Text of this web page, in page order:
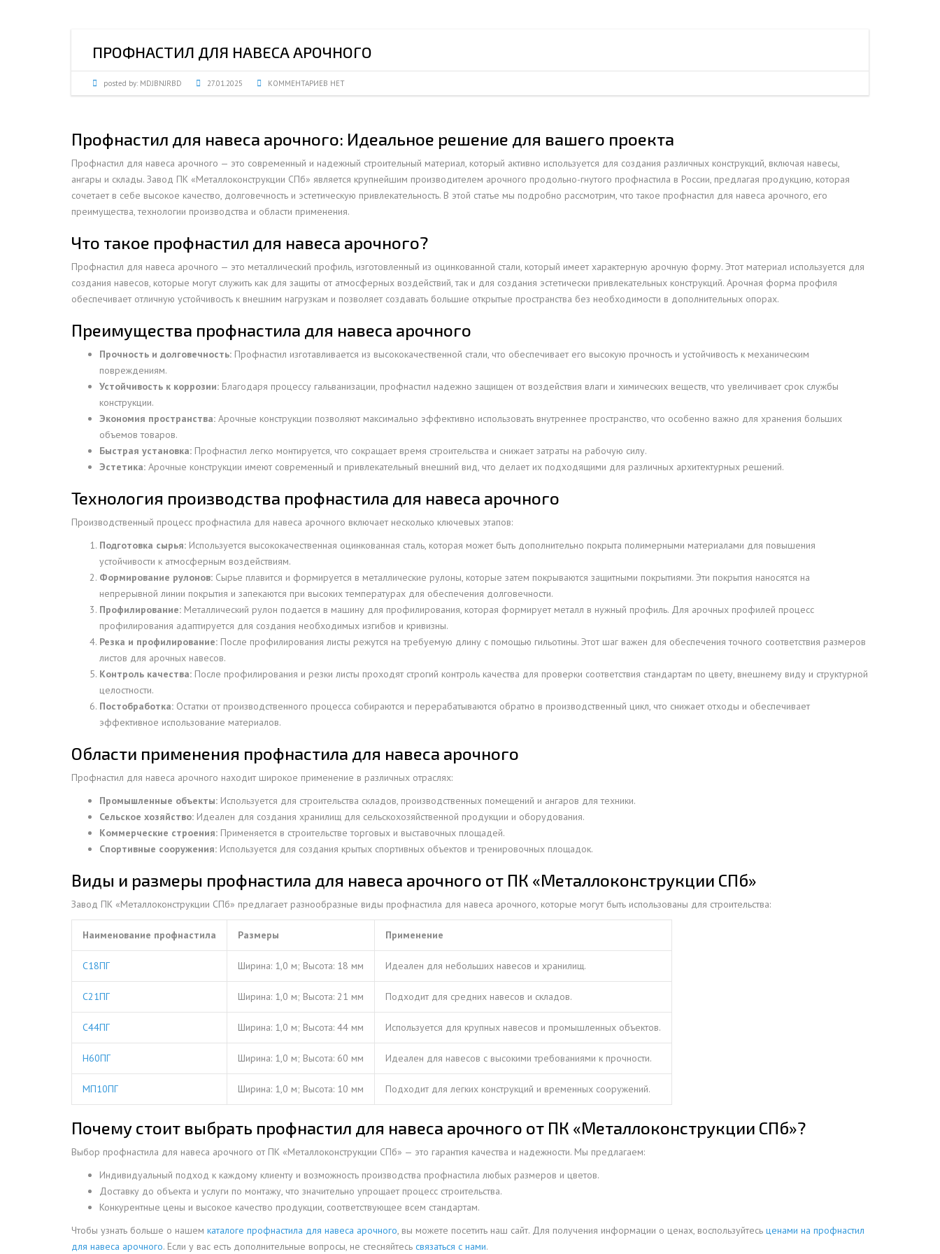
СВАИ СТАЛЬНЫЕ ВИНТОВЫЕ
КОНТЕЙНЕР СБОРНО – РАЗБОРНЫЙ
БЫТОВКИ
ДЫМОВЫЕ ТРУБЫ
ДЫМОВАЯ ТРУБА 40 М ЧЕТЫРЕХСТВОЛЬНАЯ
САМОНЕСУЩАЯ
ДЫМОВАЯ ТРУБА 35 М ЧЕТЫРЕХСТВОЛЬНАЯ
САМОНЕСУЩАЯ
ДЫМОВАЯ ТРУБА 30 М ЧЕТЫРЕХСТВОЛЬНАЯ
ДЫМОВАЯ ТРУБА 25 М ЧЕТЫРЕХСТВОЛЬНАЯ
САМОНЕСУЩАЯ
ДЫМОВАЯ ТРУБА 30 М ТРЕХСТВОЛЬНАЯ
САМОНЕСУЩАЯ
ДЫМОВАЯ ТРУБА 25 М ТРЕХСТВОЛЬНАЯ
САМОНЕСУЩАЯ
САМОНЕСУЩАЯ
ДЫМОВАЯ ТРУБА 25 М ДВУХСТВОЛЬНАЯ
САМОНЕСУЩАЯ
ДЫМОВАЯ ТРУБА 23 М ОДНОСТВОЛЬНАЯ
САМОНЕСУЩАЯ
ДЫМОВАЯ ТРУБА 21 М ОДНОСТВОЛЬНАЯ
САМОНЕСУЩАЯ
САМОНЕСУЩАЯ
ДЫМОВАЯ ТРУБА 17 М ОДНОСТВОЛЬНАЯ
САМОНЕСУЩАЯ
ДЫМОВАЯ ТРУБА 15 М ОДНОСТВОЛЬНАЯ
САМОНЕСУЩАЯ
ПРОИЗВОДСТВО МЕТАЛЛИЧЕСКИХ РАМ
ИЗГОТОВЛЕНИЕ СВАРНЫХ БАЛОК
РЕЗЬБОВЫЕ ШПИЛЬКИ
С21ПГ
Н60ПГ
Н112ПГ ДЛЯ БЕСКАРКАСНЫХ АНГАРОВ
Н114ПГ ДЛЯ БЕСКАРКАСНЫХ АНГАРОВ
ПРОФНАСТИЛ HЕРЖАВЕЮЩИЙ Н114
СВАРОЧНО-СБОРОЧНЫЕ РАБОТЫ
ШЛИФОВКА МЕТАЛЛА
ПРОФНАСТИЛ ДЛЯ НАВЕСА АРОЧНОГО
posted by: MDJBNJRBD 27.01.2025 КОММЕНТАРИЕВ НЕТ
Профнастил для навеса арочного: Идеальное решение для вашего проекта
Профнастил для навеса арочного — это современный и надежный строительный материал, который активно используется для создания различных конструкций, включая навесы,
ангары и склады. Завод ПК «Металлоконструкции СПб» является крупнейшим производителем арочного продольно-гнутого профнастила в России, предлагая продукцию, которая
сочетает в себе высокое качество, долговечность и эстетическую привлекательность. В этой статье мы подробно рассмотрим, что такое профнастил для навеса арочного, его
преимущества, технологии производства и области применения.
Что такое профнастил для навеса арочного?
Профнастил для навеса арочного — это металлический профиль, изготовленный из оцинкованной стали, который имеет характерную арочную форму. Этот материал используется для
создания навесов, которые могут служить как для защиты от атмосферных воздействий, так и для создания эстетически привлекательных конструкций. Арочная форма профиля
обеспечивает отличную устойчивость к внешним нагрузкам и позволяет создавать большие открытые пространства без необходимости в дополнительных опорах.
Преимущества профнастила для навеса арочного
Прочность и долговечность: Профнастил изготавливается из высококачественной стали, что обеспечивает его высокую прочность и устойчивость к механическим
повреждениям.
Устойчивость к коррозии: Благодаря процессу гальванизации, профнастил надежно защищен от воздействия влаги и химических веществ, что увеличивает срок службы
конструкции.
Экономия пространства: Арочные конструкции позволяют максимально эффективно использовать внутреннее пространство, что особенно важно для хранения больших
объемов товаров.
Быстрая установка: Профнастил легко монтируется, что сокращает время строительства и снижает затраты на рабочую силу.
Эстетика: Арочные конструкции имеют современный и привлекательный внешний вид, что делает их подходящими для различных архитектурных решений.
Технология производства профнастила для навеса арочного
Производственный процесс профнастила для навеса арочного включает несколько ключевых этапов:
Подготовка сырья: Используется высококачественная оцинкованная сталь, которая может быть дополнительно покрыта полимерными материалами для повышения
устойчивости к атмосферным воздействиям.
Формирование рулонов: Сырье плавится и формируется в металлические рулоны, которые затем покрываются защитными покрытиями. Эти покрытия наносятся на
непрерывной линии покрытия и запекаются при высоких температурах для обеспечения долговечности.
Профилирование: Металлический рулон подается в машину для профилирования, которая формирует металл в нужный профиль. Для арочных профилей процесс
профилирования адаптируется для создания необходимых изгибов и кривизны.
Резка и профилирование: После профилирования листы режутся на требуемую длину с помощью гильотины. Этот шаг важен для обеспечения точного соответствия размеров
листов для арочных навесов.
Контроль качества: После профилирования и резки листы проходят строгий контроль качества для проверки соответствия стандартам по цвету, внешнему виду и структурной
целостности.
Постобработка: Остатки от производственного процесса собираются и перерабатываются обратно в производственный цикл, что снижает отходы и обеспечивает
эффективное использование материалов.
Области применения профнастила для навеса арочного
Профнастил для навеса арочного находит широкое применение в различных отраслях:
Промышленные объекты: Используется для строительства складов, производственных помещений и ангаров для техники.
Сельское хозяйство: Идеален для создания хранилищ для сельскохозяйственной продукции и оборудования.
Коммерческие строения: Применяется в строительстве торговых и выставочных площадей.
Спортивные сооружения: Используется для создания крытых спортивных объектов и тренировочных площадок.
Виды и размеры профнастила для навеса арочного от ПК «Металлоконструкции СПб»
Завод ПК «Металлоконструкции СПб» предлагает разнообразные виды профнастила для навеса арочного, которые могут быть использованы для строительства:
Наименование профнастила Размеры Применение
С18ПГ Ширина: 1,0 м; Высота: 18 мм Идеален для небольших навесов и хранилищ.
С21ПГ Ширина: 1,0 м; Высота: 21 мм Подходит для средних навесов и складов.
С44ПГ Ширина: 1,0 м; Высота: 44 мм Используется для крупных навесов и промышленных объектов.
Н60ПГ Ширина: 1,0 м; Высота: 60 мм Идеален для навесов с высокими требованиями к прочности.
МП10ПГ Ширина: 1,0 м; Высота: 10 мм Подходит для легких конструкций и временных сооружений.
Почему стоит выбрать профнастил для навеса арочного от ПК «Металлоконструкции СПб»?
Выбор профнастила для навеса арочного от ПК «Металлоконструкции СПб» — это гарантия качества и надежности. Мы предлагаем:
Индивидуальный подход к каждому клиенту и возможность производства профнастила любых размеров и цветов.
Доставку до объекта и услуги по монтажу, что значительно упрощает процесс строительства.
Конкурентные цены и высокое качество продукции, соответствующее всем стандартам.
Чтобы узнать больше о нашем каталоге профнастила для навеса арочного, вы можете посетить наш сайт. Для получения информации о ценах, воспользуйтесь ценами на профнастил
для навеса арочного. Если у вас есть дополнительные вопросы, не стесняйтесь связаться с нами.